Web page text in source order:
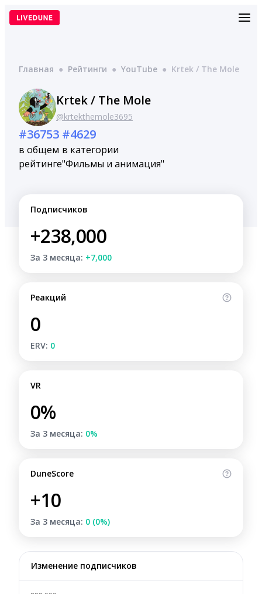
Перейти
Главная ● Рейтинги ● YouTube ● Krtek / The Mole
Krtek / The Mole
@krtekthemole3695
#36753
в общем
рейтинге
#4629
в категории
"Фильмы и анимация"
Подписчиков
+238,000
За 3 месяца: +7,000
Реакций
0
ERV: 0
VR
0%
За 3 месяца: 0%
DuneScore
+10
За 3 месяца: 0 (0%)
Изменение подписчиков